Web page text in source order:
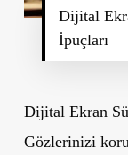
Dijital
İpuçları
Dijital Ekran
Gözlerinizi